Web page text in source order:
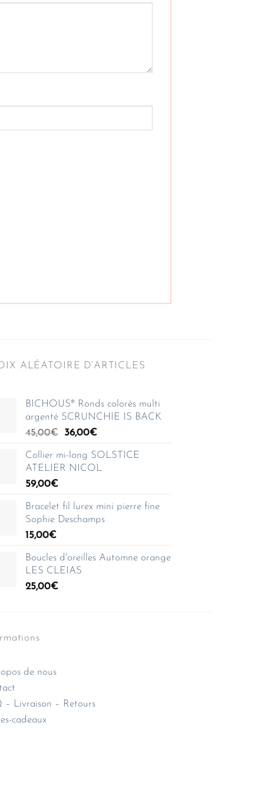
ALÉATOIRE D’ARTICLES
BICHOUS® Ronds colorés multi
argenté SCRUNCHIE IS BACK
45,00€
Le
initial
était :
36,00€Le
actuel
est :
Collier mi-long SOLSTICE
ATELIER NICOL
59,00€
Bracelet fil lurex mini pierre fine
Sophie Deschamps
15,00€
Boucles d'oreilles Automne orange
LES CLEIAS
25,00€
de nous
– Livraison – Retours
cadeaux